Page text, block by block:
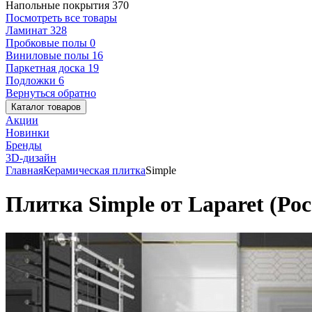
Напольные покрытия 370
Посмотреть все товары
Ламинат 328
Пробковые полы 0
Виниловые полы 16
Паркетная доска 19
Подложки 6
Вернуться обратно
Каталог товаров
Акции
Новинки
Бренды
3D-дизайн
ГлавнаяКерамическая плиткаSimple
Плитка Simple от Laparet